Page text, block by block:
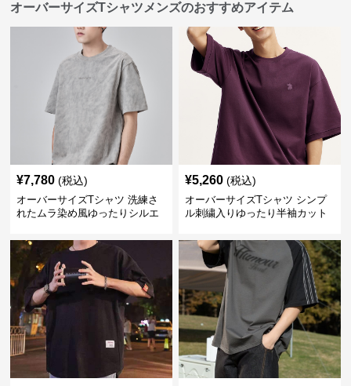
オーバーサイズTシャツメンズのおすすめアイテム
¥7,780 (税込)
オーバーサイズTシャツ 洗練さ
れたムラ染め風ゆったりシルエ
¥5,260 (税込)
オーバーサイズTシャツ シンプ
ル刺繍入りゆったり半袖カット